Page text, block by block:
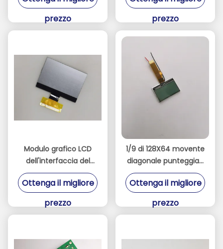
prezzo
prezzo
Modulo grafico LCD
dell'interfaccia del
MPU di FSTN 128x64
con 1/9 di
diagonale
Ottenga il migliore
prezzo
1/9 di 128X64 movente
diagonale punteggia il
modulo grafico LCD
con il pannello di FSTN
Ottenga il migliore
prezzo